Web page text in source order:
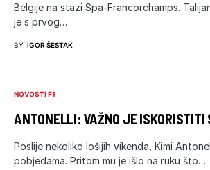
Belgije na stazi Spa-Francorchamps.
je s prvog…
BY IGOR ŠESTAK
NOVOSTI F1
ANTONELLI: VAŽNO JE ISKORISTITI
Poslije nekoliko lošijih vikenda, Kimi
pobjedama. Pritom mu je išlo na ruku što…